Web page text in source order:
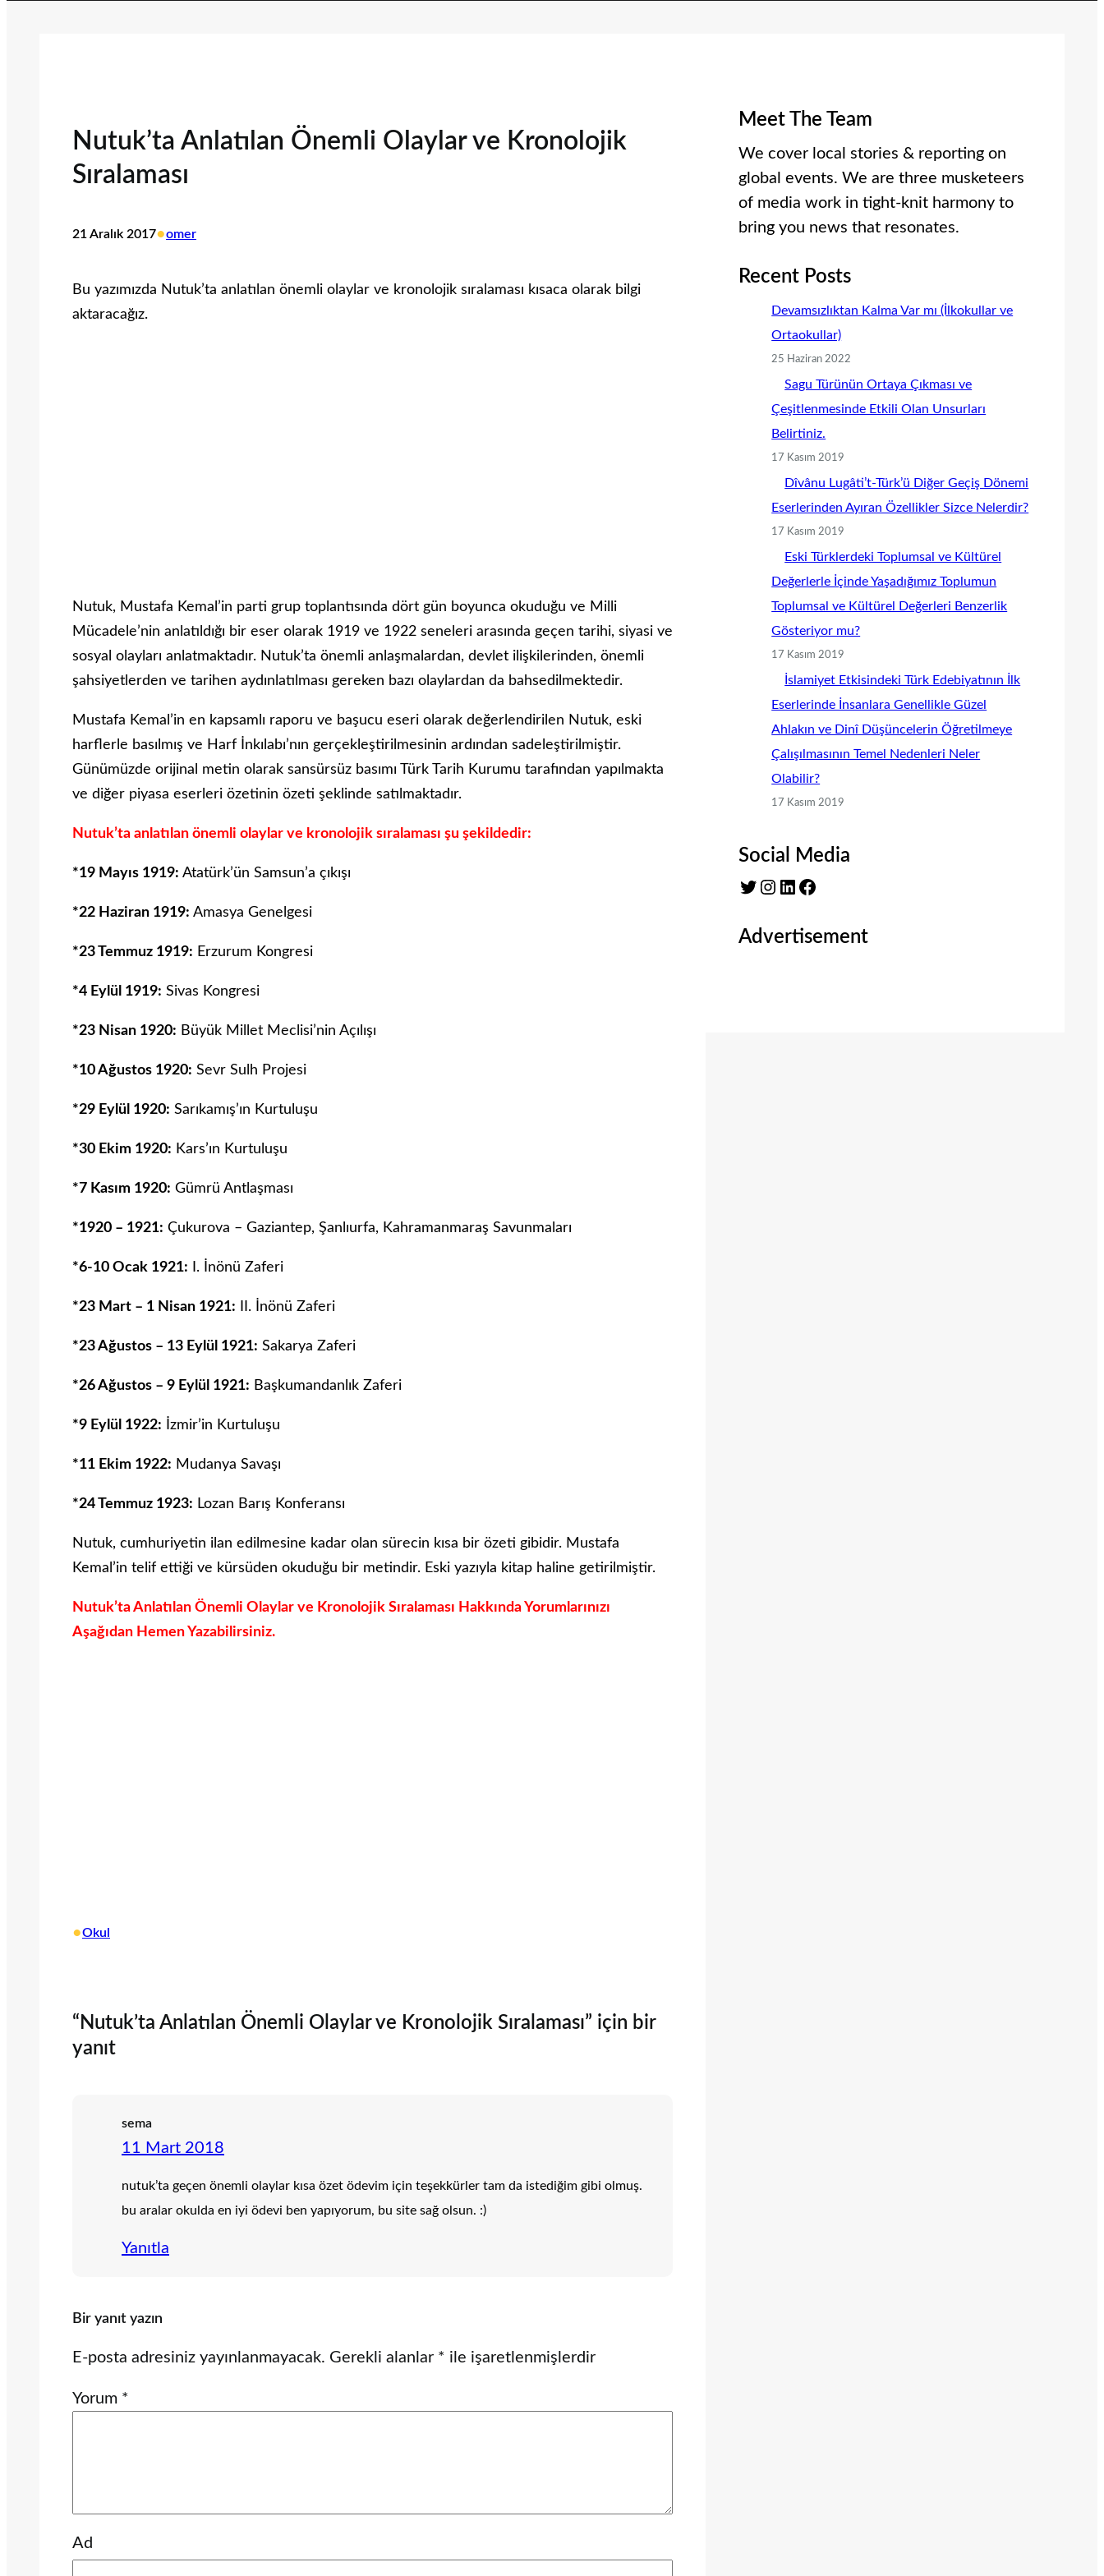
Nutuk’ta Anlatılan Önemli Olaylar ve Kronolojik
Sıralaması
21 Aralık 2017•omer
Bu yazımızda Nutuk’ta anlatılan önemli olaylar ve kronolojik sıralaması kısaca olarak bilgi
aktaracağız.
Nutuk, Mustafa Kemal’in parti grup toplantısında dört gün boyunca okuduğu ve Milli
Mücadele’nin anlatıldığı bir eser olarak 1919 ve 1922 seneleri arasında geçen tarihi, siyasi ve
sosyal olayları anlatmaktadır. Nutuk’ta önemli anlaşmalardan, devlet ilişkilerinden, önemli
şahsiyetlerden ve tarihen aydınlatılması gereken bazı olaylardan da bahsedilmektedir.
Mustafa Kemal’in en kapsamlı raporu ve başucu eseri olarak değerlendirilen Nutuk, eski
harflerle basılmış ve Harf İnkılabı’nın gerçekleştirilmesinin ardından sadeleştirilmiştir.
Günümüzde orijinal metin olarak sansürsüz basımı Türk Tarih Kurumu tarafından yapılmakta
ve diğer piyasa eserleri özetinin özeti şeklinde satılmaktadır.
Nutuk’ta anlatılan önemli olaylar ve kronolojik sıralaması şu şekildedir:
*19 Mayıs 1919: Atatürk’ün Samsun’a çıkışı
*22 Haziran 1919: Amasya Genelgesi
*23 Temmuz 1919: Erzurum Kongresi
*4 Eylül 1919: Sivas Kongresi
*23 Nisan 1920: Büyük Millet Meclisi’nin Açılışı
*10 Ağustos 1920: Sevr Sulh Projesi
*29 Eylül 1920: Sarıkamış’ın Kurtuluşu
*30 Ekim 1920: Kars’ın Kurtuluşu
*7 Kasım 1920: Gümrü Antlaşması
*1920 – 1921: Çukurova – Gaziantep, Şanlıurfa, Kahramanmaraş Savunmaları
*6-10 Ocak 1921: I. İnönü Zaferi
*23 Mart – 1 Nisan 1921: II. İnönü Zaferi
*23 Ağustos – 13 Eylül 1921: Sakarya Zaferi
*26 Ağustos – 9 Eylül 1921: Başkumandanlık Zaferi
*9 Eylül 1922: İzmir’in Kurtuluşu
*11 Ekim 1922: Mudanya Savaşı
*24 Temmuz 1923: Lozan Barış Konferansı
Nutuk, cumhuriyetin ilan edilmesine kadar olan sürecin kısa bir özeti gibidir. Mustafa
Kemal’in telif ettiği ve kürsüden okuduğu bir metindir. Eski yazıyla kitap haline getirilmiştir.
Nutuk’ta Anlatılan Önemli Olaylar ve Kronolojik Sıralaması Hakkında Yorumlarınızı
Aşağıdan Hemen Yazabilirsiniz.
•Okul
“Nutuk’ta Anlatılan Önemli Olaylar ve Kronolojik Sıralaması” için bir
yanıt
sema
11 Mart 2018
nutuk’ta geçen önemli olaylar kısa özet ödevim için teşekkürler tam da istediğim gibi olmuş.
bu aralar okulda en iyi ödevi ben yapıyorum, bu site sağ olsun. :)
Yanıtla
Bir yanıt yazın
E-posta adresiniz yayınlanmayacak. Gerekli alanlar * ile işaretlenmişlerdir
Yorum *
Ad
Meet The Team
We cover local stories & reporting on
global events. We are three musketeers
of media work in tight-knit harmony to
bring you news that resonates.
Recent Posts
Devamsızlıktan Kalma Var mı (İlkokullar ve
Ortaokullar)
25 Haziran 2022
Sagu Türünün Ortaya Çıkması ve
Çeşitlenmesinde Etkili Olan Unsurları
Belirtiniz.
17 Kasım 2019
Dîvânu Lugâti’t-Türk’ü Diğer Geçiş Dönemi
Eserlerinden Ayıran Özellikler Sizce Nelerdir?
17 Kasım 2019
Eski Türklerdeki Toplumsal ve Kültürel
Değerlerle İçinde Yaşadığımız Toplumun
Toplumsal ve Kültürel Değerleri Benzerlik
Gösteriyor mu?
17 Kasım 2019
İslamiyet Etkisindeki Türk Edebiyatının İlk
Eserlerinde İnsanlara Genellikle Güzel
Ahlakın ve Dinî Düşüncelerin Öğretilmeye
Çalışılmasının Temel Nedenleri Neler
Olabilir?
17 Kasım 2019
Social Media
Twitter
Instagram LinkedIn Facebook
Advertisement